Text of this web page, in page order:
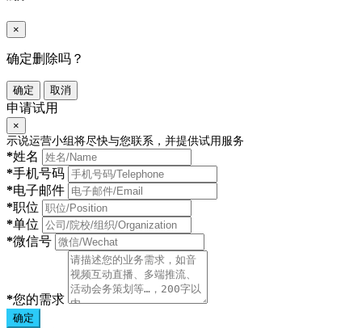
×
确定删除吗？
确定 取消
申请试用
×
示说运营小组将尽快与您联系，并提供试用服务
*姓名
*手机号码
*电子邮件
*职位
*单位
*微信号
*您的需求
确定